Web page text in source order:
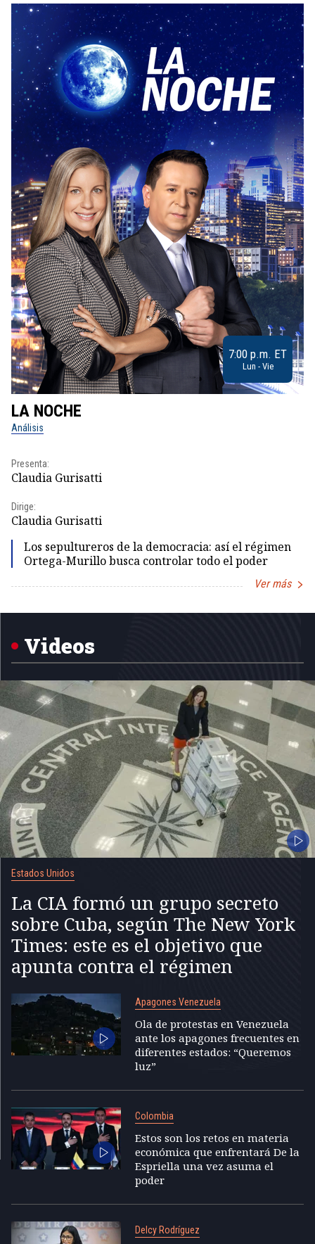
7:00 p.m. ET
Lun - Vie
LA NOCHE
Análisis
Presenta:
Claudia Gurisatti
Dirige:
Claudia Gurisatti
Los sepultureros de la democracia: así el régimen
Ortega-Murillo busca controlar todo el poder
Ver más
1
Videos
Estados Unidos
La CIA formó un grupo secreto
sobre Cuba, según The New York
Times: este es el objetivo que
apunta contra el régimen
Apagones Venezuela
Ola de protestas en Venezuela
ante los apagones frecuentes en
diferentes estados: “Queremos
luz”
Colombia
Estos son los retos en materia
económica que enfrentará De la
Espriella una vez asuma el
poder
Delcy Rodríguez